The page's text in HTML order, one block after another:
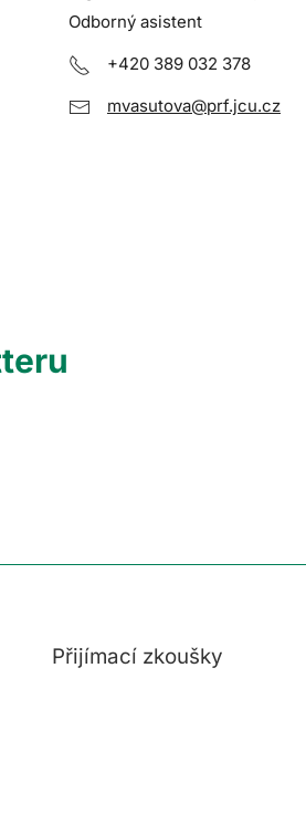
Odborný asistent
+420 389 032 378
mvasutova@prf.jcu.cz
Přijímací zkoušky